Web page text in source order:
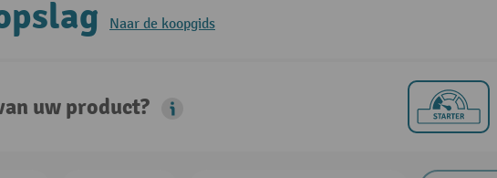
Naar de koopgids
uw product?